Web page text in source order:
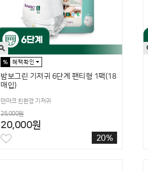
밤보그린 기저귀 6단계 팬티형 1팩(18
매입)
덴마크 친환경 기저귀
25,000원
20,000원
20%